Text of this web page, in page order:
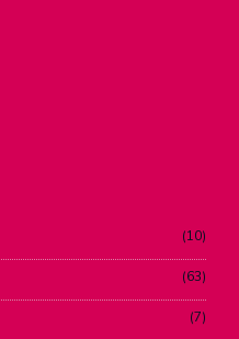
10
63
7